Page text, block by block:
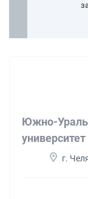
Южно-
университет
г.